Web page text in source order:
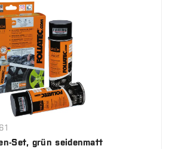
Set, grün seidenmatt